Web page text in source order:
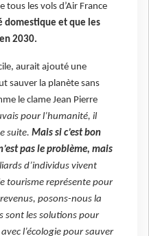
tous les vols d’Air France
domestique et que les
2030.
aurait ajouté une
sauver la planète sans
le clame Jean Pierre
pour l’humanité, il
suite. Mais si c’est bon
pas le problème, mais
d’individus vivent
tourisme représente pour
posons-nous la
sont les solutions pour
l’écologie pour sauver